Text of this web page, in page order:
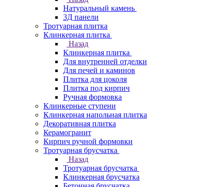
Натуральный камень
3Д панели
Тротуарная плитка
Клинкерная плитка
Назад
Клинкерная плитка
Для внутренней отделки
Для печей и каминов
Плитка для цоколя
Плитка под кирпич
Ручная формовка
Клинкерные ступени
Клинкерная напольная плитка
Декоративная плитка
Керамогранит
Кирпич ручной формовки
Тротуарная брусчатка
Назад
Тротуарная брусчатка
Клинкерная брусчатка